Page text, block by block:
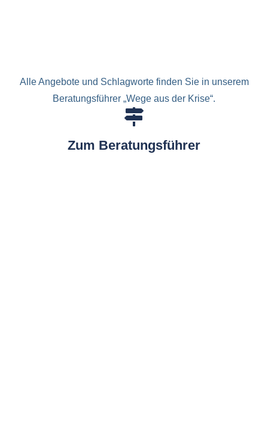
Alle Angebote und Schlagworte finden Sie in unserem
Beratungsführer „Wege aus der Krise“.
Zum Beratungsführer